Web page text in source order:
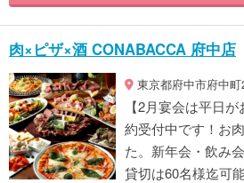
肉×ピザ×酒 CONABACCA 府中店
東京都府中市府中町
【2月宴会は平日
約受付中です！お
た。新年会・飲み
貸切は60名様迄可